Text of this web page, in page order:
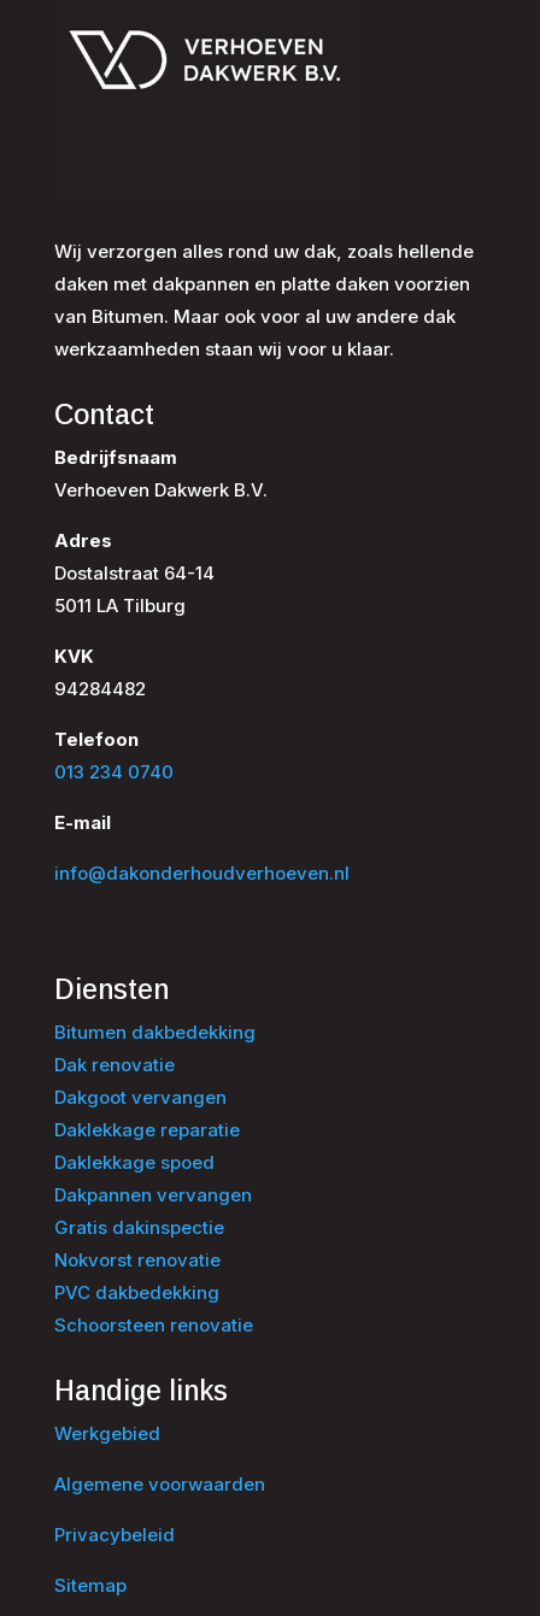
Wij verzorgen alles rond uw dak, zoals hellende
daken met dakpannen en platte daken voorzien
van Bitumen. Maar ook voor al uw andere dak
werkzaamheden staan wij voor u klaar.
Contact
Bedrijfsnaam
Verhoeven Dakwerk B.V.
Adres
Dostalstraat 64-14
5011 LA Tilburg
KVK
94284482
Telefoon
013 234 0740
E-mail
info@dakonderhoudverhoeven.nl
Diensten
Bitumen dakbedekking
Dak renovatie
Dakgoot vervangen
Daklekkage reparatie
Daklekkage spoed
Dakpannen vervangen
Gratis dakinspectie
Nokvorst renovatie
PVC dakbedekking
Schoorsteen renovatie
Handige links
Werkgebied
Algemene voorwaarden
Privacybeleid
Sitemap